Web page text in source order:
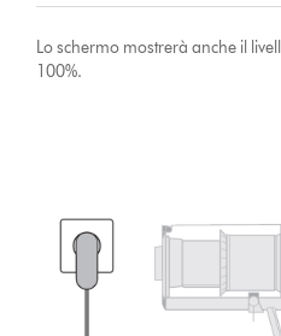
Lo schermo mostrerà anche il
100%.